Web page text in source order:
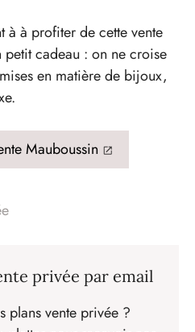
à à profiter de cette vente
cadeau : on ne croise
en matière de bijoux,
Mauboussin
privée par email
plans vente privée ?